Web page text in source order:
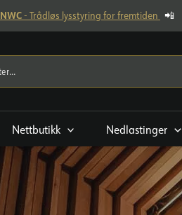
NWC- Trådløs lysstyring for fremtiden 📲
Nettbutikk Nedlastinger